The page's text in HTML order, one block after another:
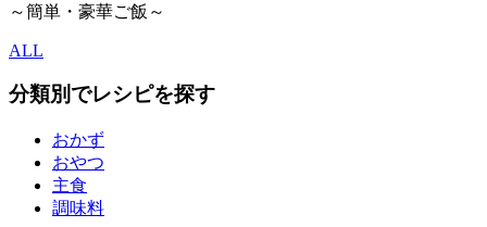
～簡単・豪華ご飯～
ALL
分類別でレシピを探す
おかず
おやつ
主食
調味料